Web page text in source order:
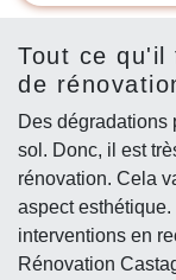
Tout ce qu'il
de
Des dégradations
sol. Donc, il est
rénovation. Cela
aspect
interventions en
Rénovation